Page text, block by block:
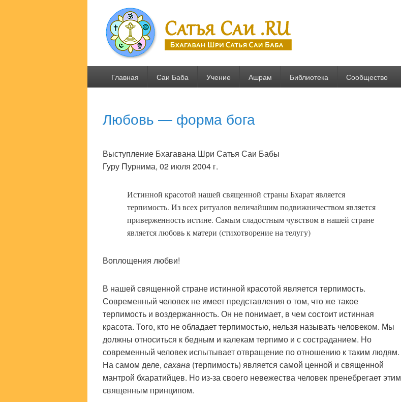
Сатья Саи .RU
Бхагаван Шри Сатья Саи Баба
Главная Саи Баба Учение Ашрам Библиотека Сообщество
Любовь — форма бога
Выступление Бхагавана Шри Сатья Саи Бабы
Гуру Пурнима, 02 июля 2004 г.
Истинной красотой нашей священной страны Бхарат является
терпимость. Из всех ритуалов величайшим подвижничеством является
приверженность истине. Самым сладостным чувством в нашей стране
является любовь к матери (стихотворение на телугу)
Воплощения любви!
В нашей священной стране истинной красотой является терпимость.
Современный человек не имеет представления о том, что же такое
терпимость и воздержанность. Он не понимает, в чем состоит истинная
красота. Того, кто не обладает терпимостью, нельзя называть человеком. Мы
должны относиться к бедным и калекам терпимо и с состраданием. Но
современный человек испытывает отвращение по отношению к таким людям.
На самом деле, сахана (терпимость) является самой ценной и священной
мантрой бхаратийцев. Но из-за своего невежества человек пренебрегает этим
священным принципом.